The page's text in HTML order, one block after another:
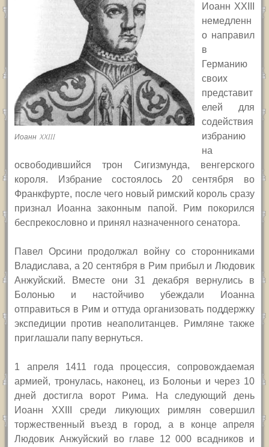
Иоанн XXIII
Иоанн XXIII
немедленн
о направил
в
Германию
своих
представит
елей для
содействия
избранию
на
освободившийся трон Сигизмунда, венгерского
короля. Избрание состоялось 20 сентября во
Франкфурте, после чего новый римский король сразу
признал Иоанна законным папой. Рим покорился
беспрекословно и принял назначенного сенатора.
Павел Орсини продолжал войну со сторонниками
Владислава, а 20 сентября в Рим прибыл и Людовик
Анжуйский. Вместе они 31 декабря вернулись в
Болонью и настойчиво убеждали Иоанна
отправиться в Рим и оттуда организовать поддержку
экспедиции против неаполитанцев. Римляне также
приглашали папу вернуться.
1 апреля 1411 года процессия, сопровождаемая
армией, тронулась, наконец, из Болоньи и через 10
дней достигла ворот Рима. На следующий день
Иоанн XXIIIсреди ликующих римлян совершил
торжественный въезд в город, а в конце апреля
Людовик Анжуйский во главе 12 000 всадников и